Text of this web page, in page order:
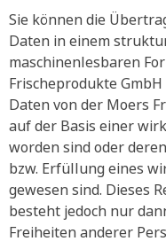
Sie können die
Daten in einem
maschinenlesbaren
Frischeprodukte
Daten von der Moers
auf der Basis einer
worden sind oder
bzw. Erfüllung eines
gewesen sind. Dieses
besteht jedoch nur
Freiheiten anderer